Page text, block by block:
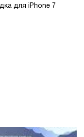
для iPhone 7